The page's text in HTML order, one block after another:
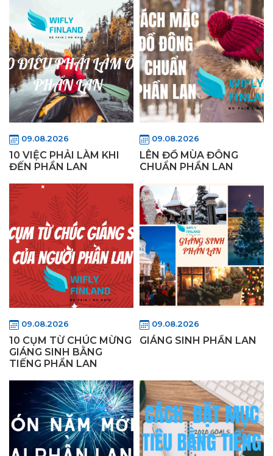
09.08.2026
10 VIỆC PHẢI LÀM KHI
ĐẾN PHẦN LAN
09.08.2026
LÊN ĐỒ MÙA ĐÔNG
CHUẨN PHẦN LAN
09.08.2026
10 CỤM TỪ CHÚC MỪNG
GIÁNG SINH BẰNG
TIẾNG PHẦN LAN
09.08.2026
GIÁNG SINH PHẦN LAN